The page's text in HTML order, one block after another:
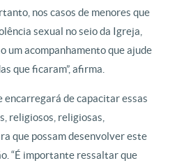
nos casos de menores que
sexual no seio da Igreja,
um acompanhamento que ajude
que ficaram”, afirma.
encarregará de capacitar essas
religiosos, religiosas,
que possam desenvolver este
“É importante ressaltar que